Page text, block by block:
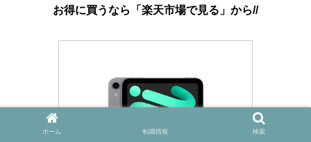
お得に買うなら「楽天市場で見る」から//
ホーム 転職情報 検索